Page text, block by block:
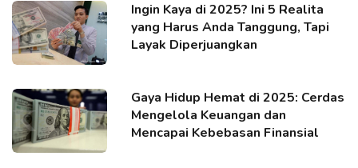
Ingin Kaya di 2025? Ini 5 Realita
yang Harus Anda Tanggung, Tapi
Layak Diperjuangkan
Gaya Hidup Hemat di 2025: Cerdas
Mengelola Keuangan dan
Mencapai Kebebasan Finansial